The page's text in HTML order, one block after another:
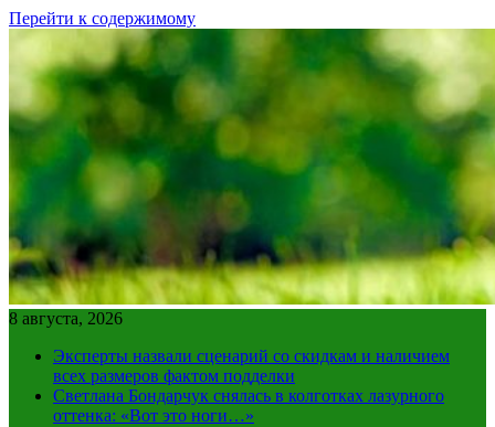
Перейти к содержимому
8 августа, 2026
Эксперты назвали сценарий со скидкам и наличием
всех размеров фактом подделки
Светлана Бондарчук снялась в колготках лазурного
оттенка: «Вот это ноги…»